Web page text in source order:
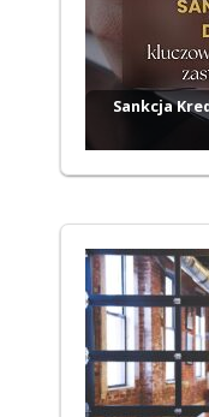
Sankcja